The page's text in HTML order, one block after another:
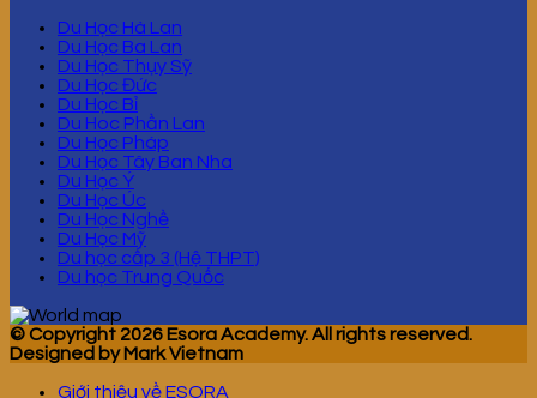
Du Học Hà Lan
Du Học Ba Lan
Du Học Thụy Sỹ
Du Học Đức
Du Học Bỉ
Du Hoc Phần Lan
Du Học Pháp
Du Học Tây Ban Nha
Du Học Ý
Du Học Úc
Du Học Nghề
Du Học Mỹ
Du học cấp 3 (Hệ THPT)
Du học Trung Quốc
© Copyright 2026 Esora Academy. All rights reserved.
Designed by Mark Vietnam
Giới thiệu về ESORA